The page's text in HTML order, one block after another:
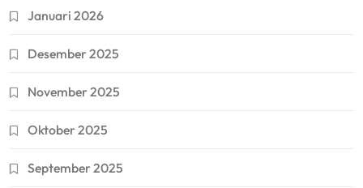
Januari 2026
Desember 2025
November 2025
Oktober 2025
September 2025